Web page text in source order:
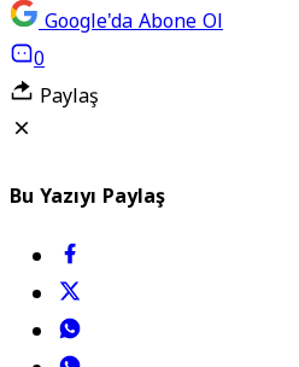
Google'da Abone Ol
0
Paylaş
Bu Yazıyı Paylaş